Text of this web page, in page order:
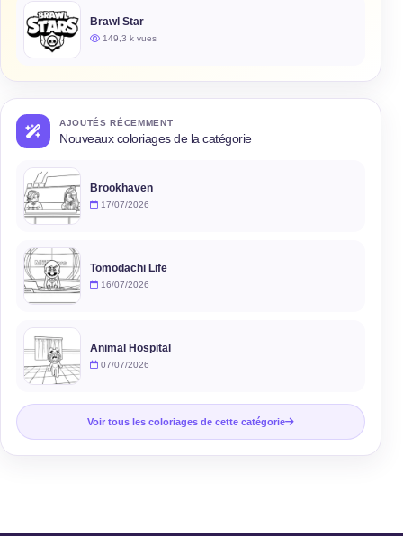
Brawl Star
149,3 k vues
AJOUTÉS RÉCEMMENT
Nouveaux coloriages de la catégorie
Brookhaven
17/07/2026
Tomodachi Life
16/07/2026
Animal Hospital
07/07/2026
Voir tous les coloriages de cette catégorie